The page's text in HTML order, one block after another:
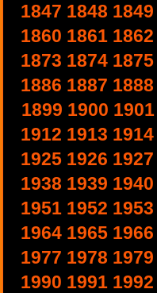
1847 1848 1849
1860 1861 1862
1873 1874 1875
1886 1887 1888
1899 1900 1901
1912 1913 1914
1925 1926 1927
1938 1939 1940
1951 1952 1953
1964 1965 1966
1977 1978 1979
1990 1991 1992